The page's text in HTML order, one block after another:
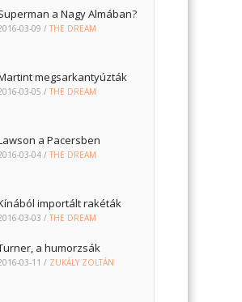
a Nagy Almában?
03-09 /THE DREAM
megsarkantyúzták
03-05 /THE DREAM
a Pacersben
03-04 /THE DREAM
importált rakéták
03-03 /THE DREAM
a humorzsák
03-11 / ZUKÁLY ZOLTÁN